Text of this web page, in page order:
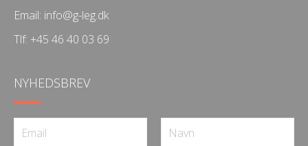
Email: info@g-leg.dk
Tlf: +45 46 40 03 69
NYHEDSBREV